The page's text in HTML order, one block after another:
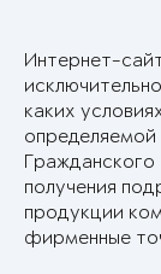
Интернет-
каких
получения
продукции
фирменные